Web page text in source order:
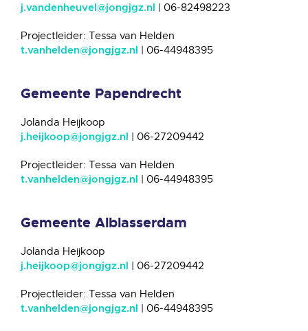
j.vandenheuvel@jongjgz.nl | 06-82498223
Projectleider: Tessa van Helden
t.vanhelden@jongjgz.nl | 06-44948395
Gemeente Papendrecht
Jolanda Heijkoop
j.heijkoop@jongjgz.nl | 06-27209442
Projectleider: Tessa van Helden
t.vanhelden@jongjgz.nl | 06-44948395
Gemeente Alblasserdam
Jolanda Heijkoop
j.heijkoop@jongjgz.nl | 06-27209442
Projectleider: Tessa van Helden
t.vanhelden@jongjgz.nl | 06-44948395